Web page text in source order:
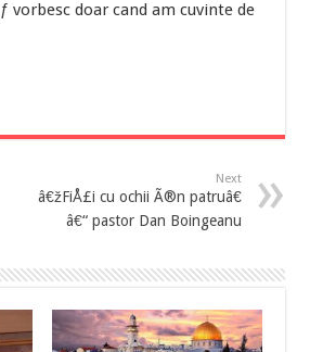
vorbesc doar cand am cuvinte de
Next
â€žFiÅ£i cu ochii Ã®n patruâ€
â€“ pastor Dan Boingeanu